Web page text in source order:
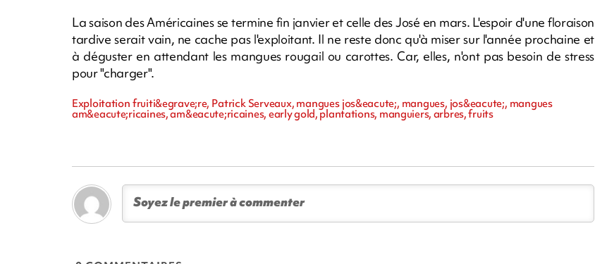
La saison des Américaines se termine fin janvier et celle des José en mars. L'espoir d'une floraison
tardive serait vain, ne cache pas l'exploitant. Il ne reste donc qu'à miser sur l'année prochaine et
à déguster en attendant les mangues rougail ou carottes. Car, elles, n'ont pas besoin de stress
pour "charger".
Exploitation fruiti&egrave;re, Patrick Serveaux, mangues jos&eacute;, mangues, jos&eacute;, mangues
am&eacute;ricaines, am&eacute;ricaines, early gold, plantations, manguiers, arbres, fruits